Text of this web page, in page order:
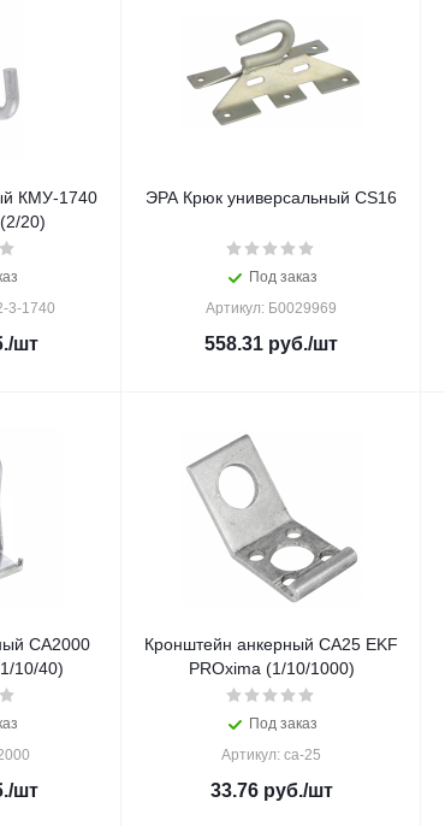
КМУ-1740
20)
3-1740
/шт
ЭРА Крюк универсальный CS16
Под заказ
Артикул: Б0029969
558.31 руб./шт
СА2000
10/40)
/шт
Кронштейн анкерный СА25 EKF
PROxima (1/10/1000)
Под заказ
Артикул: ca-25
33.76руб./шт